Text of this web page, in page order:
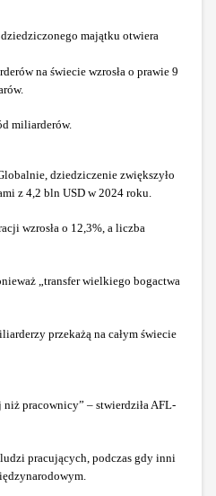
majątku otwiera
na świecie wzrosła o prawie 9
miliarderów.
dziedziczenie zwiększyło
z 4,2 bln USD w 2024 roku.
wzrosła o 12,3%, a liczba
„transfer wielkiego bogactwa
przekażą na całym świecie
pracownicy” – stwierdziła AFL-
pracujących, podczas gdy inni